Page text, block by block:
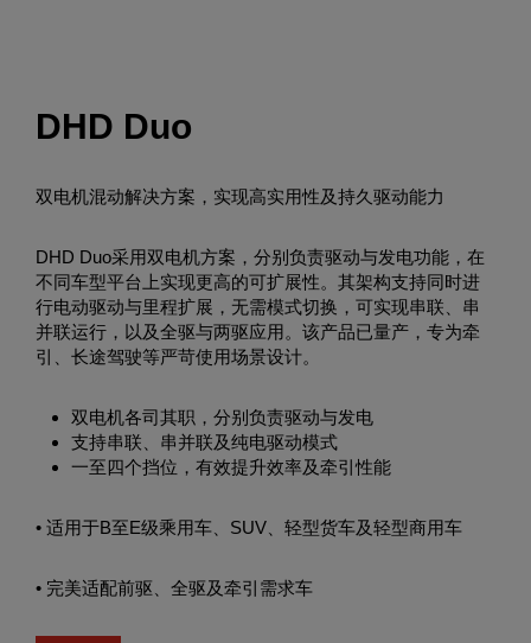
DHD Duo
双电机混动解决方案，实现高实用性及持久驱动能力
DHD Duo采用双电机方案，分别负责驱动与发电功能，在
不同车型平台上实现更高的可扩展性。其架构支持同时进
行电动驱动与里程扩展，无需模式切换，可实现串联、串
并联运行，以及全驱与两驱应用。该产品已量产，专为牵
引、长途驾驶等严苛使用场景设计。
双电机各司其职，分别负责驱动与发电
支持串联、串并联及纯电驱动模式
一至四个挡位，有效提升效率及牵引性能
• 适用于B至E级乘用车、SUV、轻型货车及轻型商用车
• 完美适配前驱、全驱及牵引需求车